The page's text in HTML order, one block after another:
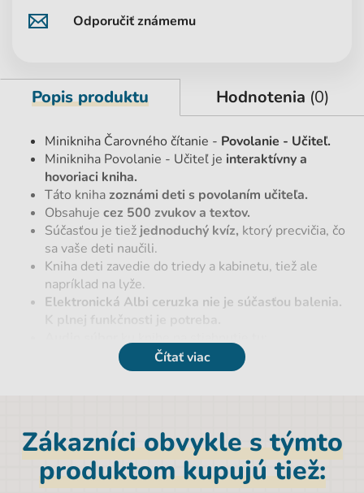
Odporučiť známemu
Popis produktu Hodnotenia (0)
Minikniha Čarovného čítanie - Povolanie - Učiteľ.
Minikniha Povolanie - Učiteľ je interaktívny a
hovoriaci kniha.
Táto kniha zoznámi deti s povolaním učiteľa.
Obsahuje cez 500 zvukov a textov.
Súčasťou je tiež jednoduchý kvíz, ktorý precvičia, čo
sa vaše deti naučili.
Kniha deti zavedie do triedy a kabinetu, tiež ale
napríklad na lyže.
Elektronická Albi ceruzka nie je súčasťou balenia.
https://www.kouzelnecteni.cz/stahnout-audio-
EAN
9788087958803
Značka
Čítať viac
Zákazníci obvykle s týmto
produktom kupujú tiež: